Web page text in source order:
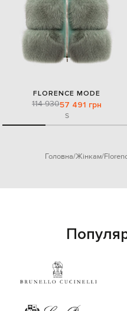
FLORENCE MODE
114 93057 491 грн
S
Головна Жінкам